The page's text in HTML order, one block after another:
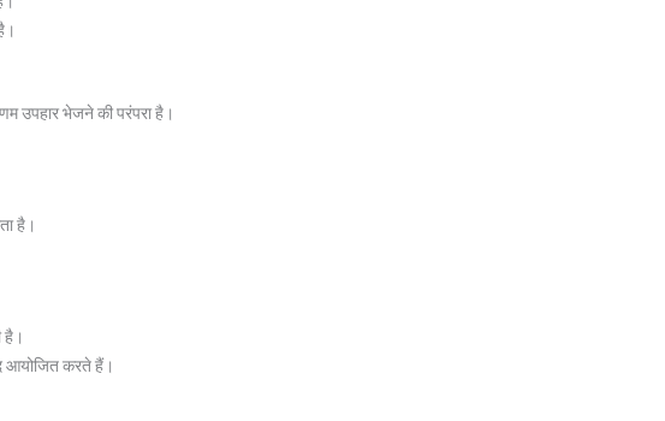
उपहार भेजने की परंपरा है।
है।
है।
आयोजित करते हैं।